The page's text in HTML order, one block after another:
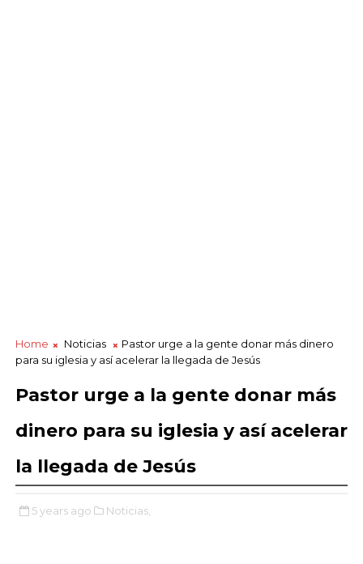
Home Noticias
Pastor urge a la gente donar más dinero
para su iglesia y así acelerar la llegada de Jesús
Pastor urge a la gente donar más
dinero para su iglesia y así acelerar
la llegada de Jesús
5 years ago Noticias,